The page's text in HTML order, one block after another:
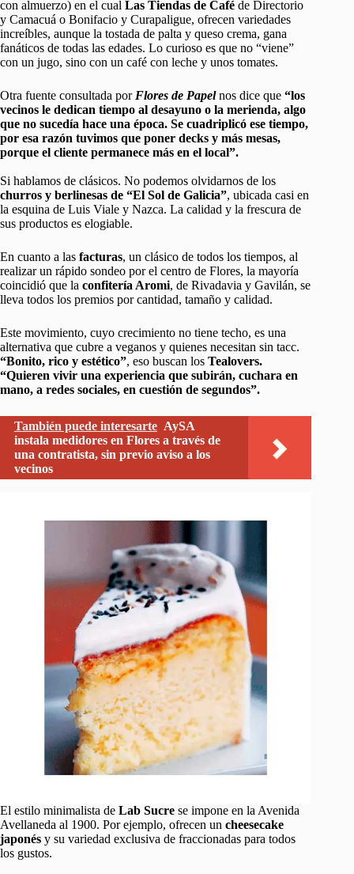
con almuerzo) en el cual Las Tiendas de Café de Directorio
y Camacuá o Bonifacio y Curapaligue, ofrecen variedades
increíbles, aunque la tostada de palta y queso crema, gana
fanáticos de todas las edades. Lo curioso es que no “viene”
con un jugo, sino con un café con leche y unos tomates.
Otra fuente consultada por Flores de Papelnos dice que “los
vecinos le dedican tiempo al desayuno o la merienda, algo
que no sucedía hace una época. Se cuadriplicó ese tiempo,
por esa razón tuvimos que poner decks y más mesas,
porque el cliente permanece más en el local”.
Si hablamos de clásicos. No podemos olvidarnos de los
churros y berlinesas de “El Sol de Galicia”, ubicada casi en
la esquina de Luis Viale y Nazca. La calidad y la frescura de
sus productos es elogiable.
En cuanto a las facturas, un clásico de todos los tiempos, al
realizar un rápido sondeo por el centro de Flores, la mayoría
coincidió que la confitería Aromi, de Rivadavia y Gavilán, se
lleva todos los premios por cantidad, tamaño y calidad.
Este movimiento, cuyo crecimiento no tiene techo, es una
alternativa que cubre a veganos y quienes necesitan sin tacc.
“Bonito, rico y estético”, eso buscan los Tealovers.
“Quieren vivir una experiencia que subirán, cuchara en
mano, a redes sociales, en cuestión de segundos”.
También puede interesarte AySA
instala medidores en Flores a través de
una contratista, sin previo aviso a los
vecinos
El estilo minimalista de Lab Sucre se impone en la Avenida
Avellaneda al 1900. Por ejemplo, ofrecen un cheesecake
japonés y su variedad exclusiva de fraccionadas para todos
los gustos.